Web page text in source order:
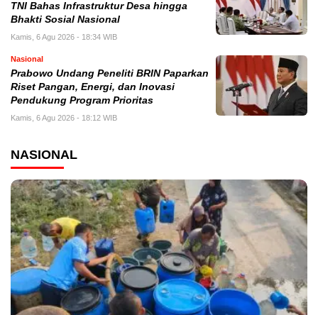
TNI Bahas Infrastruktur Desa hingga
Bhakti Sosial Nasional
Kamis, 6 Agu 2026 - 18:34 WIB
Nasional
Prabowo Undang Peneliti BRIN Paparkan
Riset Pangan, Energi, dan Inovasi
Pendukung Program Prioritas
Kamis, 6 Agu 2026 - 18:12 WIB
NASIONAL